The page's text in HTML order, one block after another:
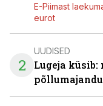
E-Piimast
eurot
2
UUDISED
Lugeja